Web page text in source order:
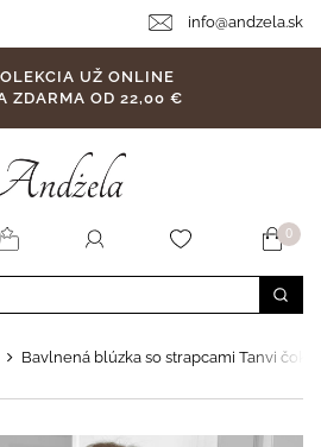
info@andzela.sk
UŽ ONLINE
ZDARMA OD 22,00 €
0
Bavlnená blúzka so strapcami Tanvi